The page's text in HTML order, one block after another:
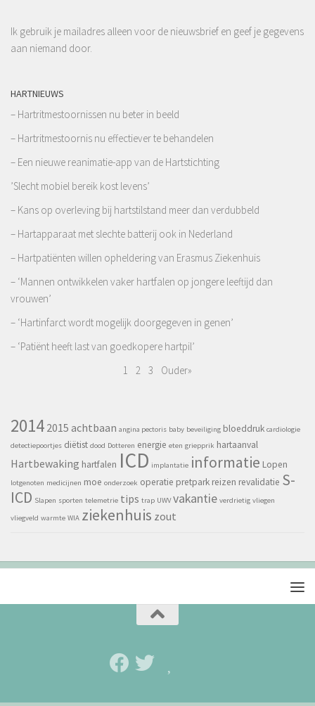
Ik gebruik je mailadres alleen voor de nieuwsbrief en geef je gegevens
aan niemand door.
HARTNIEUWS
– Hartritmestoornissen nu beter in beeld
– Hartritmestoornis nu effectiever te behandelen
– Een nieuwe reanimatie-app van de Hartstichting
’Slecht mobiel bereik kost levens’
– Kans op overleving bij hartstilstand meer dan verdubbeld
– Hartapparaat met slechte batterij ook in Nederland
– Hartpatiënten willen opheldering van Erasmus Ziekenhuis
– ‘Mannen ontwikkelen vaker hartfalen op jongere leeftijd dan
vrouwen’
– ‘Hartinfarct wordt mogelijk doorgegeven in genen’
– ‘Patiënt heeft last van goedkopere hartpil’
1
2 3 Ouder»
2014 2015 achtbaan angina pectoris baby beveiliging bloeddruk cardiologie
detectiepoortjes diëtist dood Dotteren energie eten griepprik hartaanval
Hartbewaking hartfalen ICD implantatie informatie Lopen
lotgenoten medicijnen moe onderzoek operatie pretpark reizen revalidatie S-
ICD Slapen sporten telemetrie tips trap UWV vakantie verdrietig vliegen
vliegveld warmte WIA ziekenhuis zout